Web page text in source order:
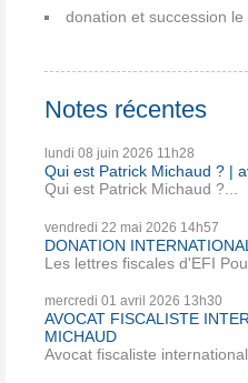
donation et succession
Notes récentes
lundi 08 juin 2026 11h28
Qui est Patrick Michaud ? |
Qui est Patrick Michaud ?...
vendredi 22 mai 2026 14h57
DONATION
Les lettres fiscales d'EFI
mercredi 01 avril 2026 13h30
AVOCAT FISCALISTE
MICHAUD
Avocat fiscaliste